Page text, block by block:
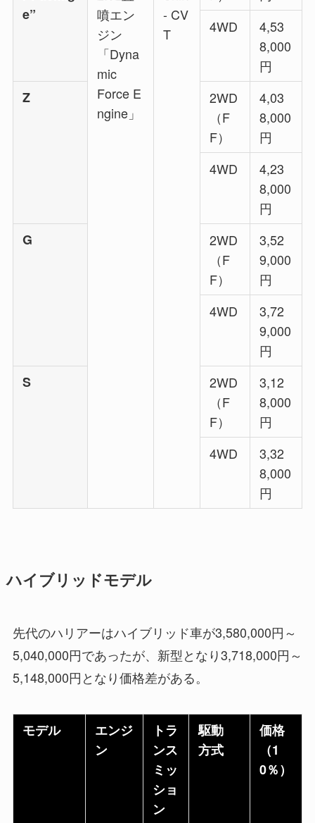
e”
噴エン
ジン
「Dyna
mic
Force E
ngine」
- CV
T
4WD
4,53
8,000
円
Z
2WD
（F
F）
4,03
8,000
円
4WD
4,23
8,000
円
G
2WD
（F
F）
3,52
9,000
円
4WD
3,72
9,000
円
S
2WD
（F
F）
3,12
8,000
円
4WD
3,32
8,000
円
ハイブリッドモデル
先代のハリアーはハイブリッド車が3,580,000円～
5,040,000円であったが、新型となり3,718,000円～
5,148,000円となり価格差がある。
モデル
エンジ
ン
トラ
ンス
ミッ
ショ
ン
駆動
方式
価格
（1
0％）